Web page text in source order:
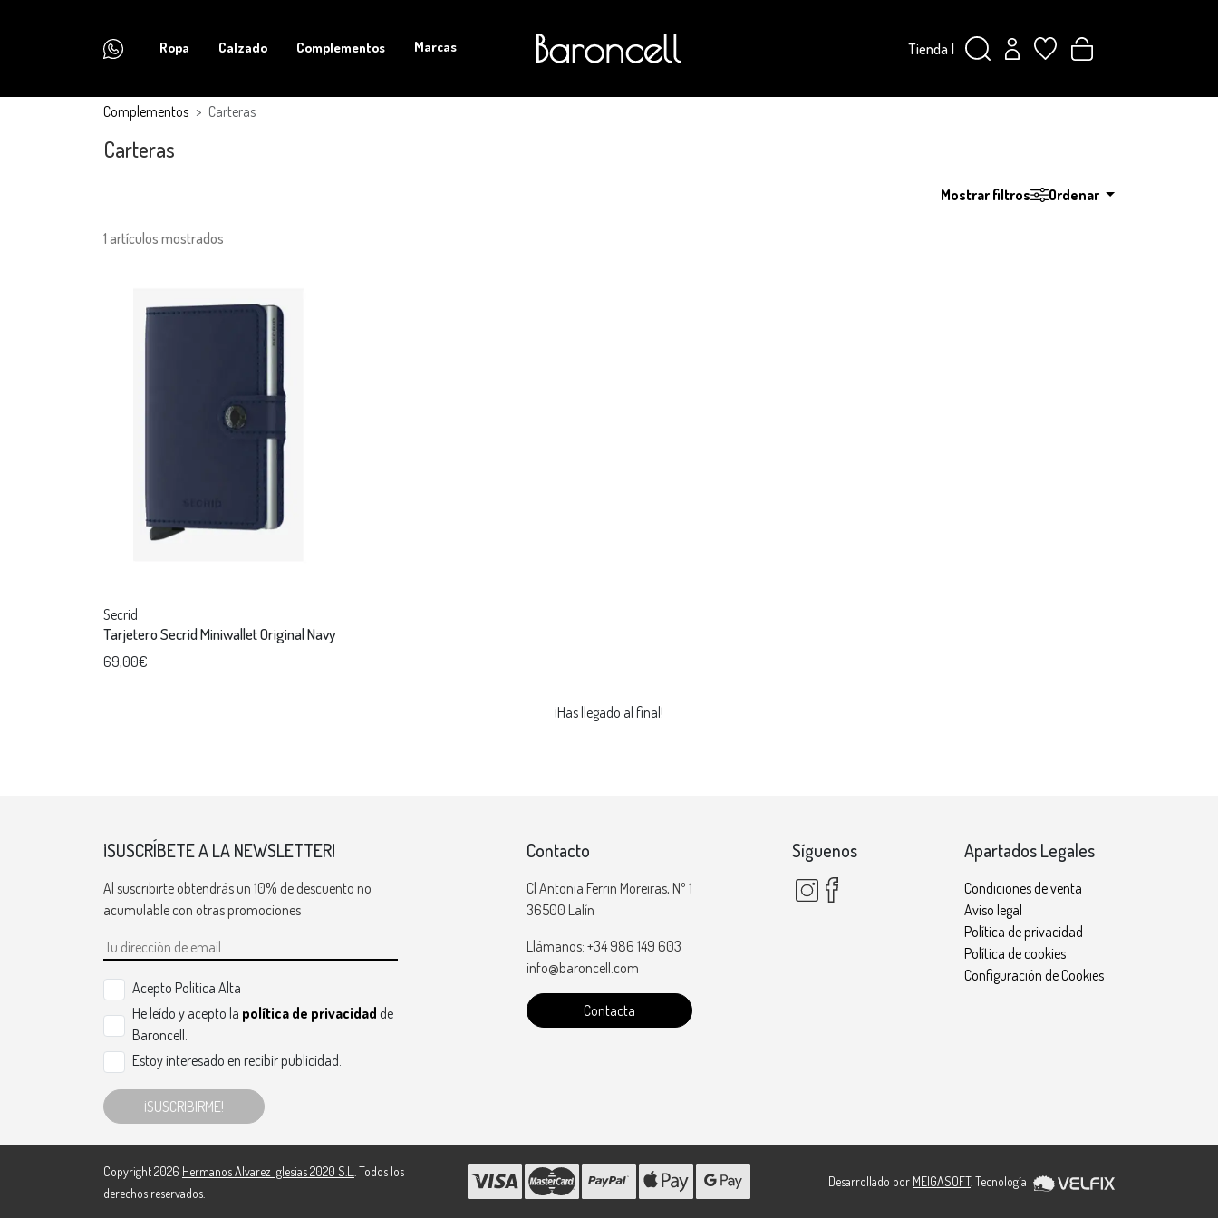
Ropa Calzado Complementos Marcas Tienda|
Complementos Carteras
Carteras
Mostrar filtros Ordenar
1 artículos mostrados
Secrid
Tarjetero Secrid Miniwallet Original Navy
69,00€
¡Has llegado al final!
¡SUSCRÍBETE A LA NEWSLETTER!
Al suscribirte obtendrás un 10% de descuento no
acumulable con otras promociones
Acepto Politica Alta
He leído y acepto la política de privacidad de
Baroncell.
Estoy interesado en recibir publicidad.
¡SUSCRIBIRME!
Contacto
Cl Antonia Ferrin Moreiras, Nº 1
36500 Lalín
Llámanos: +34 986 149 603
info@baroncell.com
Contacta
Síguenos Apartados Legales
Condiciones de venta
Aviso legal
Política de privacidad
Política de cookies
Configuración de Cookies
Copyright 2026 Hermanos Alvarez Iglesias 2020 S.L.
. Todos los
derechos reservados.
Desarrollado por MEIGASOFT. Tecnología